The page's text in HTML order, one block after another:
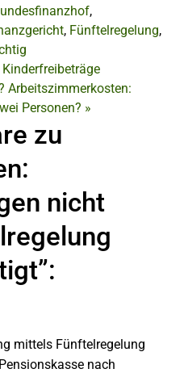
,
, Fünftelregelung,
Arbeitszimmerkosten:
Personen? »
zu
nicht
mittels Fünftelregelung
nach